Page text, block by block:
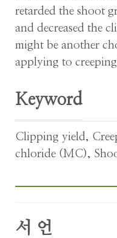
retarded the shoot
and decreased the
might be another
applying to creeping
Keyword
Clipping yield,
chloride (MC),
서 언